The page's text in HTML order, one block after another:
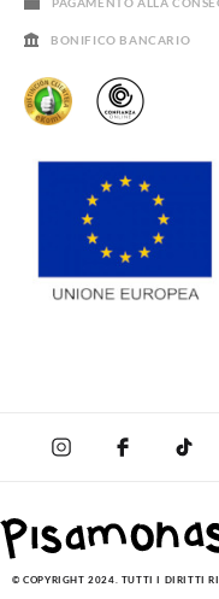
BONIFICO BANCARIO
© COPYRIGHT 2024. TUTTI I DIRITTI